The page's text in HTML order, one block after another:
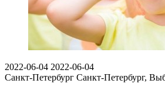
2022-06-04 2022-06-04
Санкт-Петербург Санкт-Петербург,